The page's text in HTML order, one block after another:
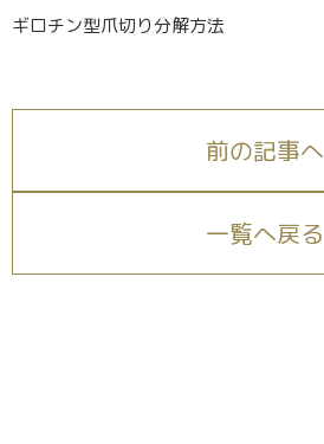
ギロチン型爪切り分解方法
前の記事へ
一覧へ戻る